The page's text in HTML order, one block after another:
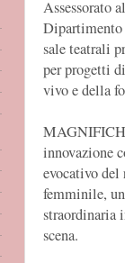
Assessorato
sale teatrali
per progetti
vivo e della
innovazione
evocativo
femminile,
straordinaria
scena.